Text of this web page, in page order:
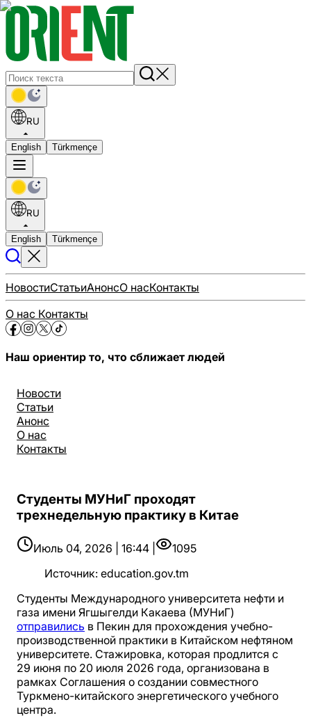
RU
English Türkmençe
RU
English Türkmençe
НовостиСтатьиАнонсО насКонтакты
О нас Контакты
Наш ориентир то, что сближает людей
Новости
Статьи
Анонс
О нас
Контакты
Студенты МУНиГ проходят
трехнедельную практику в Китае
Июль 04, 2026 | 16:44 |
1095
Источник: education.gov.tm
Студенты Международного университета нефти и
газа имени Ягшыгелди Какаева (МУНиГ)
отправились в Пекин для прохождения учебно-
производственной практики в Китайском нефтяном
университете. Стажировка, которая продлится с
29 июня по 20 июля 2026 года, организована в
рамках Соглашения о создании совместного
Туркмено-китайского энергетического учебного
центра.